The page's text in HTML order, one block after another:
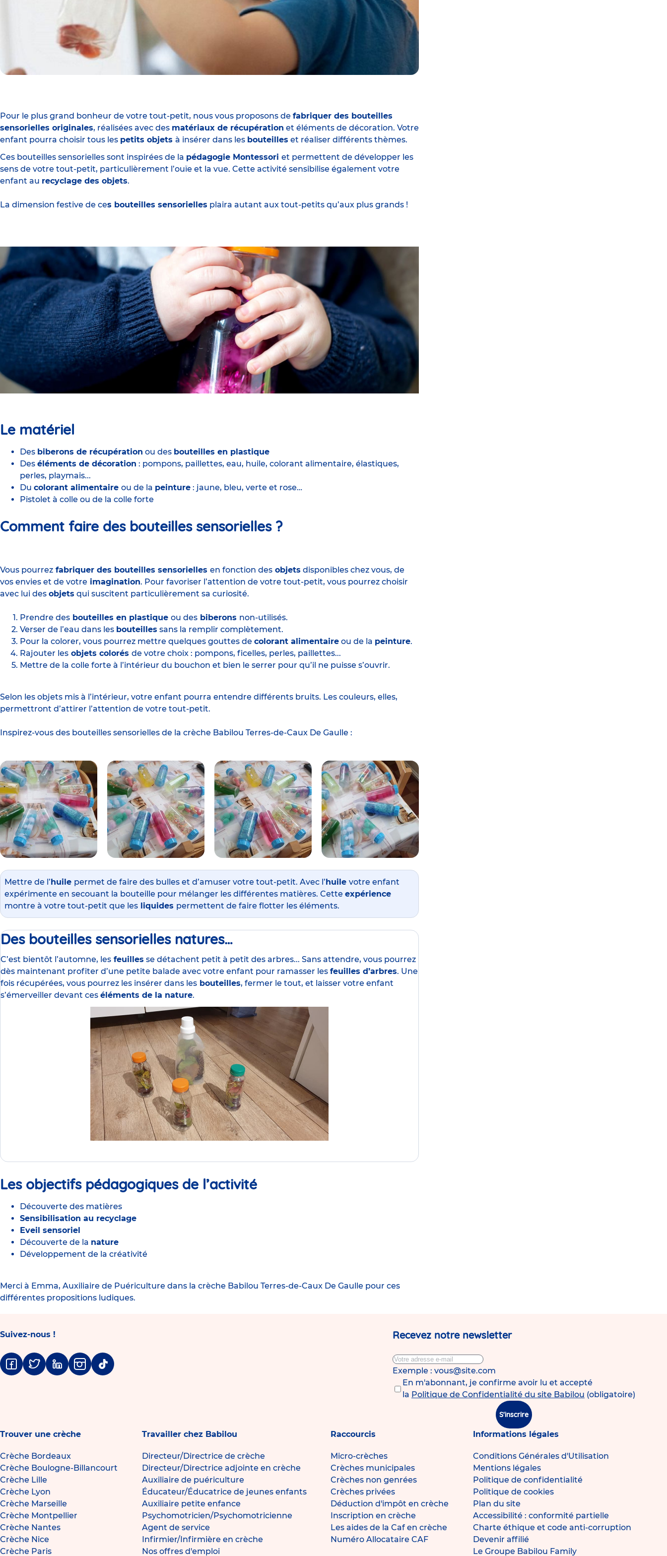
Pour le plus grand bonheur de votre tout-petit, nous vous proposons de fabriquer des bouteilles
sensorielles originales, réalisées avec des matériaux de récupération et éléments de décoration. Votre
enfant pourra choisir tous les petits objets à insérer dans les bouteilles et réaliser différents thèmes.
Ces bouteilles sensorielles sont inspirées de la pédagogie Montessori et permettent de développer les
sens de votre tout-petit, particulièrement l’ouïe et la vue. Cette activité sensibilise également votre
enfant au recyclage des objets.
La dimension festive de ces bouteilles sensorielles plaira autant aux tout-petits qu’aux plus grands !
Le matériel
Des biberons de récupération ou des bouteilles en plastique
Des éléments de décoration : pompons, paillettes, eau, huile, colorant alimentaire, élastiques,
perles, playmais...
Du colorant alimentaire ou de la peinture : jaune, bleu, verte et rose…
Pistolet à colle ou de la colle forte
Comment faire des bouteilles sensorielles ?
Vous pourrez fabriquer des bouteilles sensorielles en fonction des objets disponibles chez vous, de
vos envies et de votre imagination. Pour favoriser l’attention de votre tout-petit, vous pourrez choisir
avec lui des objets qui suscitent particulièrement sa curiosité.
Prendre des bouteilles en plastique ou des biberons non-utilisés.
Verser de l’eau dans les bouteilles sans la remplir complètement.
Pour la colorer, vous pourrez mettre quelques gouttes de colorant alimentaire ou de la peinture.
Rajouter les objets colorés de votre choix : pompons, ficelles, perles, paillettes...
Mettre de la colle forte à l’intérieur du bouchon et bien le serrer pour qu’il ne puisse s’ouvrir.
Selon les objets mis à l’intérieur, votre enfant pourra entendre différents bruits. Les couleurs, elles,
permettront d’attirer l’attention de votre tout-petit.
Inspirez-vous des bouteilles sensorielles de la crèche Babilou Terres-de-Caux De Gaulle :
Mettre de l’huile permet de faire des bulles et d’amuser votre tout-petit. Avec l’huile votre enfant
expérimente en secouant la bouteille pour mélanger les différentes matières. Cette expérience
montre à votre tout-petit que les liquides permettent de faire flotter les éléments.
Des bouteilles sensorielles natures…
C’est bientôt l’automne, les feuilles se détachent petit à petit des arbres... Sans attendre, vous pourrez
dès maintenant profiter d’une petite balade avec votre enfant pour ramasser les feuilles d’arbres. Une
fois récupérées, vous pourrez les insérer dans les bouteilles, fermer le tout, et laisser votre enfant
s’émerveiller devant ces éléments de la nature.
Les objectifs pédagogiques de l’activité
Découverte des matières
Sensibilisation au recyclage
Eveil sensoriel
Découverte de la nature
Développement de la créativité
Merci à Emma, Auxiliaire de Puériculture dans la crèche Babilou Terres-de-Caux De Gaulle pour ces
différentes propositions ludiques.
Suivez-nous !
Facebook
TwitterLinkedinInstagram
Tiktok
Recevez notre newsletter
Exemple : vous@site.com
En m'abonnant, je confirme avoir lu et accepté
la Politique de Confidentialité du site Babilou (obligatoire)
S'inscrire
Trouver une crèche
Crèche Bordeaux
Crèche Boulogne-Billancourt
Crèche Lille
Crèche Lyon
Crèche Marseille
Crèche Montpellier
Crèche Nantes
Crèche Nice
Crèche Paris
Travailler chez Babilou
Directeur/Directrice de crèche
Directeur/Directrice adjointe en crèche
Auxiliaire de puériculture
Éducateur/Éducatrice de jeunes enfants
Auxiliaire petite enfance
Psychomotricien/Psychomotricienne
Agent de service
Infirmier/Infirmière en crèche
Nos offres d'emploi
Raccourcis
Micro-crèches
Crèches municipales
Crèches non genrées
Crèches privées
Déduction d'impôt en crèche
Inscription en crèche
Les aides de la Caf en crèche
Numéro Allocataire CAF
Informations légales
Conditions Générales d'Utilisation
Mentions légales
Politique de confidentialité
Politique de cookies
Plan du site
Accessibilité : conformité partielle
Charte éthique et code anti-corruption
Devenir affilié
Le Groupe Babilou Family